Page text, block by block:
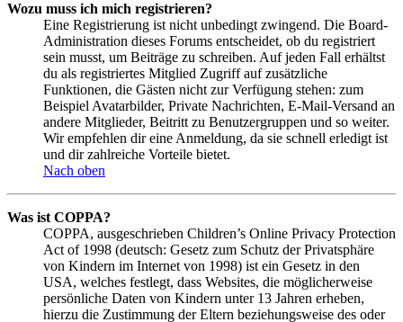
Wozu muss ich mich registrieren?
Eine Registrierung ist nicht unbedingt zwingend. Die Board-
Administration dieses Forums entscheidet, ob du registriert
sein musst, um Beiträge zu schreiben. Auf jeden Fall erhältst
du als registriertes Mitglied Zugriff auf zusätzliche
Funktionen, die Gästen nicht zur Verfügung stehen: zum
Beispiel Avatarbilder, Private Nachrichten, E-Mail-Versand an
andere Mitglieder, Beitritt zu Benutzergruppen und so weiter.
Wir empfehlen dir eine Anmeldung, da sie schnell erledigt ist
und dir zahlreiche Vorteile bietet.
Nach oben
Was ist COPPA?
COPPA, ausgeschrieben Children’s Online Privacy Protection
Act of 1998 (deutsch: Gesetz zum Schutz der Privatsphäre
von Kindern im Internet von 1998) ist ein Gesetz in den
USA, welches festlegt, dass Websites, die möglicherweise
persönliche Daten von Kindern unter 13 Jahren erheben,
hierzu die Zustimmung der Eltern beziehungsweise des oder